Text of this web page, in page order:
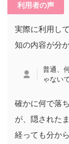
利用者の声
実際に利用し
知の内容が分
普通、
ゃない
確かに何で落
が、隠された
経っても分か